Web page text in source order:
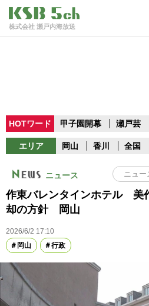
株式会社 瀬戸内海放送
HOTワード 甲子園開幕 瀬戸芸
エリア 岡山 香川 全国
ニュース
作東バレンタインホテル 美
却の方針 岡山
2026/6/2 17:10
岡山
行政